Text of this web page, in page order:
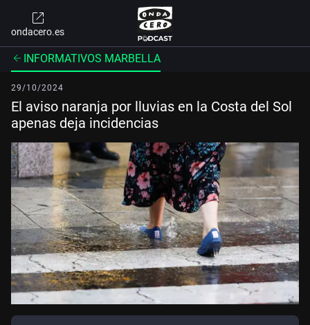
ondacero.es
INFORMATIVOS MARBELLA
29/10/2024
El aviso naranja por lluvias en la Costa del Sol
apenas deja incidencias